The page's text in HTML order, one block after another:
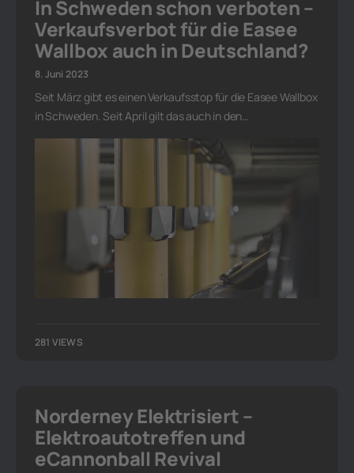
In Schweden schon verboten –
Verkaufsverbot für die Easee
Wallbox auch in Deutschland?
8. Juni 2023
Seit März gibt es einen Verkaufsstop für die Easee Wallbox
in Schweden. Seit April gilt das auch in den…
281 VIEWS
Norderney Elektrisiert –
Elektroautotreffen und
eCannonball Revival